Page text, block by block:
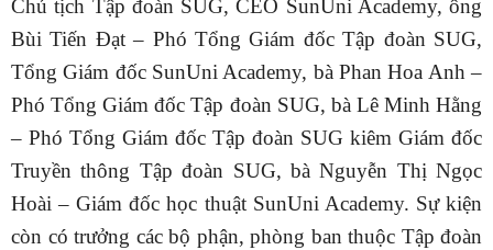
Chủ tịch Tập đoàn SUG, CEO SunUni Academy, ông
Bùi Tiến Đạt – Phó Tổng Giám đốc Tập đoàn SUG,
Tổng Giám đốc SunUni Academy, bà Phan Hoa Anh –
Phó Tổng Giám đốc Tập đoàn SUG, bà Lê Minh Hằng
– Phó Tổng Giám đốc Tập đoàn SUG kiêm Giám đốc
Truyền thông Tập đoàn SUG, bà Nguyễn Thị Ngọc
Hoài – Giám đốc học thuật SunUni Academy. Sự kiện
còn có trưởng các bộ phận, phòng ban thuộc Tập đoàn